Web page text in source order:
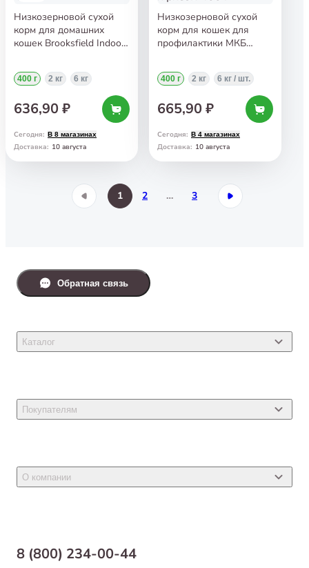
Низкозерновой сухой
корм для домашних
кошек Brooksfield Indoor
400 г 2 кг 6 кг
636,90 ₽
Сегодня: В 8 магазинах
Доставка: 10 августа
Низкозерновой сухой
корм для кошек для
профилактики МКБ
с индейкой и рисом 400 г
400 г 2 кг 6 кг / шт.
665,90 ₽
Сегодня: В 4 магазинах
Доставка: 10 августа
1 2 … 3
8 (800) 234-00-44
Каталог
Товары для собак
Товары для птиц
Покупателям
Новости
Самовывоз
О компании
Благотворительный фонд
Обратная связь